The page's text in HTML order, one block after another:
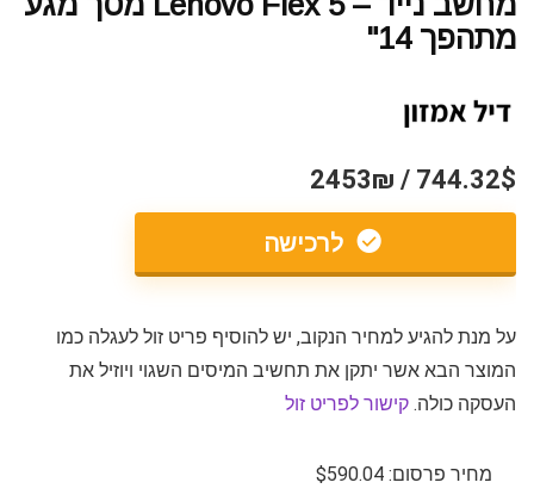
מתהפך 14"
744.32$ / 2453₪
לרכישה
על מנת להגיע למחיר הנקוב, יש להוסיף פריט זול לעגלה כמו
המוצר הבא אשר יתקן את תחשיב המיסים השגוי ויוזיל את
העסקה כולה. קישור לפריט זול
מחיר פרסום: $590.04